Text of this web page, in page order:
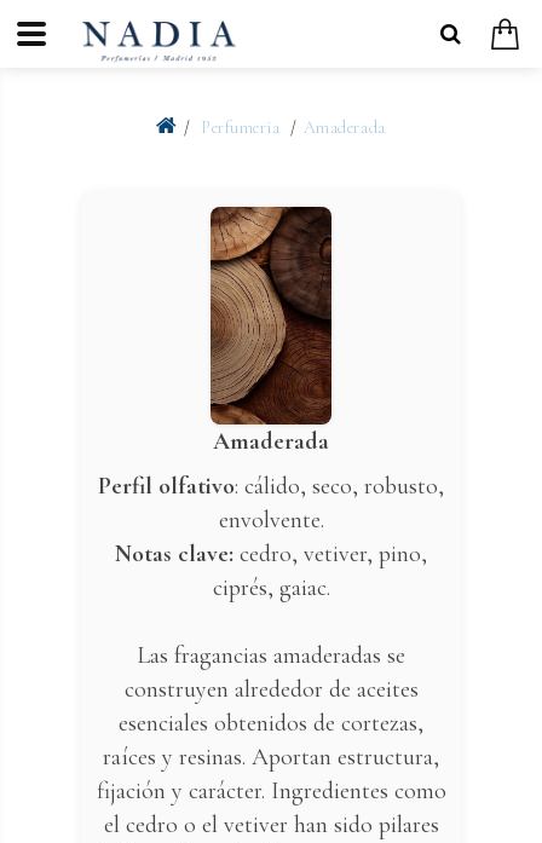
Perfumeria Amaderada
Amaderada
Perfil olfativo: cálido, seco, robusto,
envolvente.
Notas clave: cedro, vetiver, pino,
ciprés, gaiac.
Las fragancias amaderadas se
construyen alrededor de aceites
esenciales obtenidos de cortezas,
raíces y resinas. Aportan estructura,
fijación y carácter. Ingredientes como
el cedro o el vetiver han sido pilares